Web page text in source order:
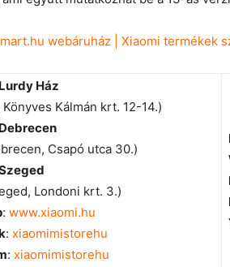
Ház
Könyves Kálmán krt. 12-14.)
Csapó utca 30.)
Londoni krt. 3.)
: www.xiaomi.hu
: xiaomimistorehu
: xiaomimistorehu